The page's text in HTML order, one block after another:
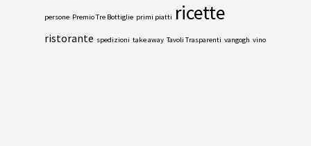
persone Premio Tre Bottiglie primi piatti ricette
ristorante spedizioni take away Tavoli Trasparenti vangogh vino